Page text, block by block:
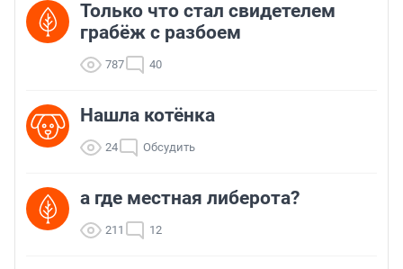
Только что стал свидетелем
грабёж с разбоем
787 40
Нашла котёнка
24 Обсудить
а где местная либерота?
211 12